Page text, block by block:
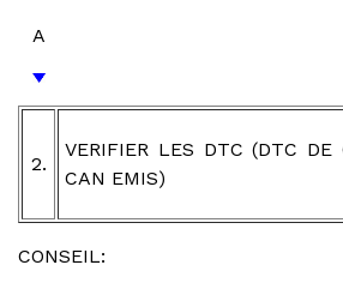
A
2.
VERIFIER LES DTC (DTC DE
CAN EMIS)
CONSEIL: